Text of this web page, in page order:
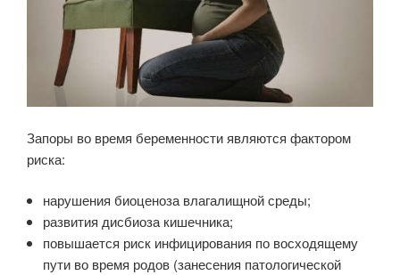
Запоры во время беременности являются фактором
риска:
нарушения биоценоза влагалищной среды;
развития дисбиоза кишечника;
повышается риск инфицирования по восходящему
пути во время родов (занесения патологической